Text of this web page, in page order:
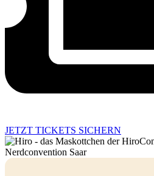
JETZT TICKETS SICHERN